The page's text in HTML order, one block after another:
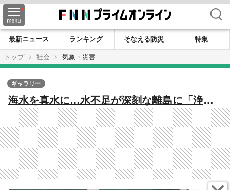
検索
最新ニュース ランキング そなえる防災
特集
トップ
社会 気象・災害
海水を真水に…水不足が深刻な離島に「浄水
装置」を設置 雨が降らず貯水池の貯水率が
24％に低下 震災でも活用実績
ギャラリー